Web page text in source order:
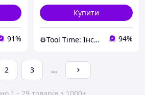
91%
Купити
⚙️Tool Time: Інструменти для будь-яких завдань! 94%
2 3 ...